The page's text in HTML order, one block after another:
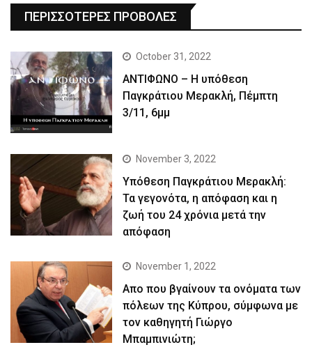
ΠΕΡΙΣΣΟΤΕΡΕΣ ΠΡΟΒΟΛΕΣ
October 31, 2022
ΑΝΤΙΦΩΝΟ – Η υπόθεση
Παγκράτιου Μερακλή, Πέμπτη
3/11, 6μμ
November 3, 2022
Yπόθεση Παγκράτιου Μερακλή:
Τα γεγονότα, η απόφαση και η
ζωή του 24 χρόνια μετά την
απόφαση
November 1, 2022
Απο που βγαίνουν τα ονόματα των
πόλεων της Κύπρου, σύμφωνα με
τον καθηγητή Γιώργο
Μπαμπινιώτη;